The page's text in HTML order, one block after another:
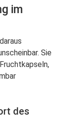
im
Sie
des